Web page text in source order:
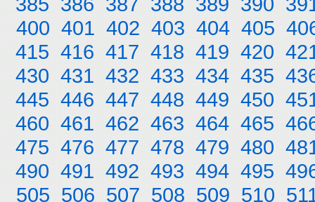
400 401 402 403 404 405
415 416 417 418 419 420
430 431 432 433 434 435
445 446 447 448 449 450
460 461 462 463 464 465
475 476 477 478 479 480
490 491 492 493 494 495
505 506 507 508 509 510